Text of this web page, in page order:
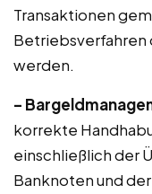
Transaktionen
werden.
–
korrekte
einschließlich der
Banknoten und